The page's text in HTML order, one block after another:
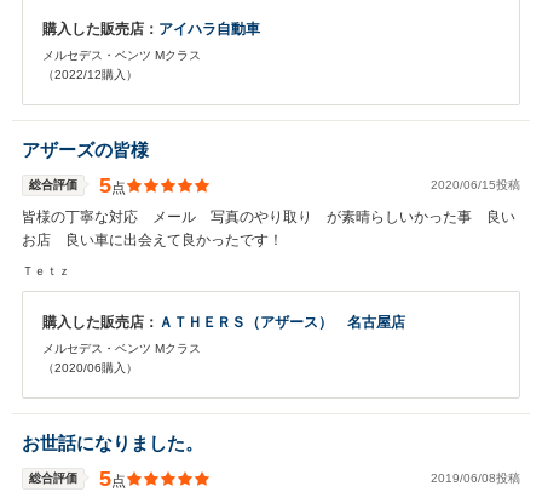
整備」をしたことで安心安全を手に入れることができました。 また納車まで
の間、メールにて事細かく質問をたくさんしてしまいましたが、真摯に対応
してくださいました。 納車から2ヶ月と2週間が経ちましたが3000キロほど
走ってます。 とても気に入っている車両でできる限り長くこの車とドライブ
購入した販売店： アイハラ自動車
メルセデス・ベンツ Mクラス
（2022/12購入）
アザーズの皆様
総合評価 5点 2020/06/15投稿
皆様の丁寧な対応 メール 写真のやり取り が素晴らしいかった事 良い
お店 良い車に出会えて良かったです！
Ｔｅｔｚ
購入した販売店： ＡＴＨＥＲＳ（アザース） 名古屋店
メルセデス・ベンツ Mクラス
（2020/06購入）
お世話になりました。
総合評価 5点 2019/06/08投稿